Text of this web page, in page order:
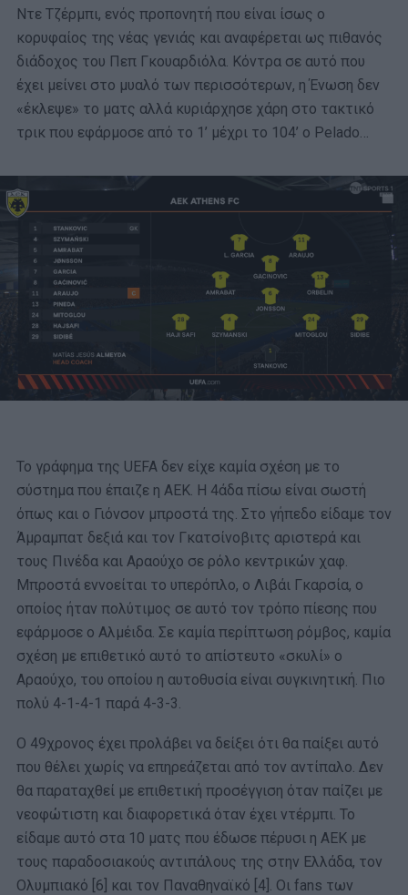
Ντε Τζέρμπι, ενός προπονητή που είναι ίσως ο
κορυφαίος της νέας γενιάς και αναφέρεται ως πιθανός
διάδοχος του Πεπ Γκουαρδιόλα. Κόντρα σε αυτό που
έχει μείνει στο μυαλό των περισσότερων, η Ένωση δεν
«έκλεψε» το ματς αλλά κυριάρχησε χάρη στο τακτικό
τρικ που εφάρμοσε από το 1’ μέχρι το 104’ ο Pelado…
Το γράφημα της UEFA δεν είχε καμία σχέση με το
σύστημα που έπαιζε η ΑΕΚ. Η 4άδα πίσω είναι σωστή
όπως και ο Γιόνσον μπροστά της. Στο γήπεδο είδαμε τον
Άμραμπατ δεξιά και τον Γκατσίνοβιτς αριστερά και
τους Πινέδα και Αραούχο σε ρόλο κεντρικών χαφ.
Μπροστά εννοείται το υπερόπλο, ο Λιβάι Γκαρσία, ο
οποίος ήταν πολύτιμος σε αυτό τον τρόπο πίεσης που
εφάρμοσε ο Αλμέιδα. Σε καμία περίπτωση ρόμβος, καμία
σχέση με επιθετικό αυτό το απίστευτο «σκυλί» ο
Αραούχο, του οποίου η αυτοθυσία είναι συγκινητική. Πιο
πολύ 4-1-4-1 παρά 4-3-3.
Ο 49χρονος έχει προλάβει να δείξει ότι θα παίξει αυτό
που θέλει χωρίς να επηρεάζεται από τον αντίπαλο. Δεν
θα παραταχθεί με επιθετική προσέγγιση όταν παίζει με
νεοφώτιστη και διαφορετικά όταν έχει ντέρμπι. Το
είδαμε αυτό στα 10 ματς που έδωσε πέρυσι η ΑΕΚ με
τους παραδοσιακούς αντιπάλους της στην Ελλάδα, τον
Ολυμπιακό [6] και τον Παναθηναϊκό [4]. Οι fans των